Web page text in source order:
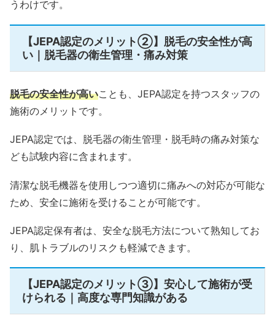
うわけです。
【JEPA認定のメリット②】脱毛の安全性が高
い｜脱毛器の衛生管理・痛み対策
脱毛の安全性が高いことも、JEPA認定を持つスタッフの
施術のメリットです。
JEPA認定では、脱毛器の衛生管理・脱毛時の痛み対策な
ども試験内容に含まれます。
清潔な脱毛機器を使用しつつ適切に痛みへの対応が可能な
ため、安全に施術を受けることが可能です。
JEPA認定保有者は、安全な脱毛方法について熟知してお
り、肌トラブルのリスクも軽減できます。
【JEPA認定のメリット③】安心して施術が受
けられる｜高度な専門知識がある